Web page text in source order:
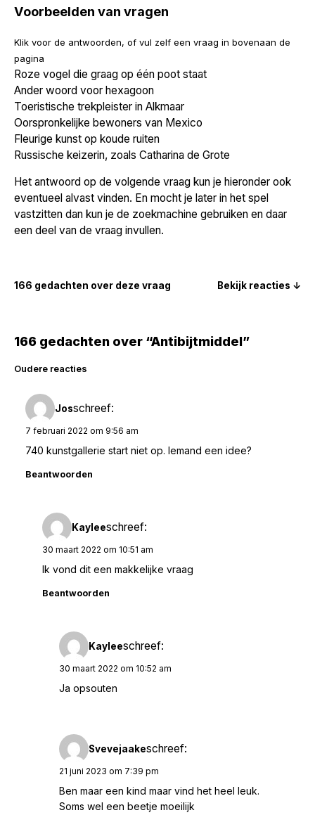
Voorbeelden van vragen
Klik voor de antwoorden, of vul zelf een vraag in bovenaan de
pagina
Roze vogel die graag op één poot staat
Ander woord voor hexagoon
Toeristische trekpleister in Alkmaar
Oorspronkelijke bewoners van Mexico
Fleurige kunst op koude ruiten
Russische keizerin, zoals Catharina de Grote
Het antwoord op de volgende vraag kun je hieronder ook
eventueel alvast vinden. En mocht je later in het spel
vastzitten dan kun je de zoekmachine gebruiken en daar
een deel van de vraag invullen.
166 gedachten over deze vraag Bekijk reacties ↓
166 gedachten over “Antibijtmiddel”
Reacties
navigatie
Oudere reacties
Josschreef:
7 februari 2022 om 9:56 am
740 kunstgallerie start niet op. Iemand een idee?
Beantwoorden
Kayleeschreef:
30 maart 2022 om 10:51 am
Ik vond dit een makkelijke vraag
Beantwoorden
Kayleeschreef:
30 maart 2022 om 10:52 am
Ja opsouten
Svevejaakeschreef:
21 juni 2023 om 7:39 pm
Ben maar een kind maar vind het heel leuk.
Soms wel een beetje moeilijk